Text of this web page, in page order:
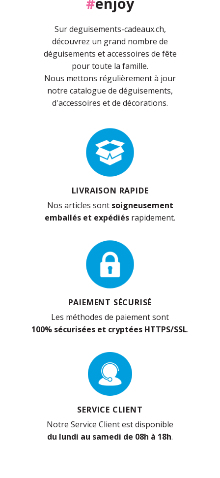
Sur deguisements-cadeaux.ch,
découvrez un grand nombre de
déguisements et accessoires de fête
pour toute la famille.
Nous mettons régulièrement à jour
notre catalogue de déguisements,
d'accessoires et de décorations.
LIVRAISON RAPIDE
Nos articles sont soigneusement
emballés et expédiés rapidement.
PAIEMENT SÉCURISÉ
Les méthodes de paiement sont
100% sécurisées et cryptées HTTPS/SSL.
SERVICE CLIENT
Notre Service Client est disponible
du lundi au samedi de 08h à 18h.